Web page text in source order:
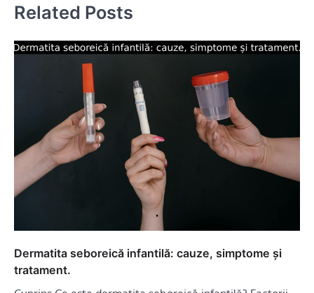
Related Posts
Dermatita seboreică infantilă: cauze, simptome și
tratament.